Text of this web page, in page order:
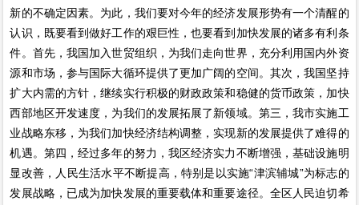
新的不确定因素。为此，我们要对今年的经济发展形势有一个清醒的
认识，既要看到做好工作的艰巨性，也要看到加快发展的诸多有利条
件。首先，我国加入世贸组织，为我们走向世界，充分利用国内外资
源和市场，参与国际大循环提供了更加广阔的空间。其次，我国坚持
扩大内需的方针，继续实行积极的财政政策和稳健的货币政策，加快
西部地区开发速度，为我们的发展拓展了新领域。第三，我市实施工
业战略东移，为我们加快经济结构调整，实现新的发展提供了难得的
机遇。第四，经过多年的努力，我区经济实力不断增强，基础设施明
显改善，人民生活水平不断提高，特别是以实施“津滨辅城”为标志的
发展战略，已成为加快发展的重要载体和重要途径。全区人民迫切希